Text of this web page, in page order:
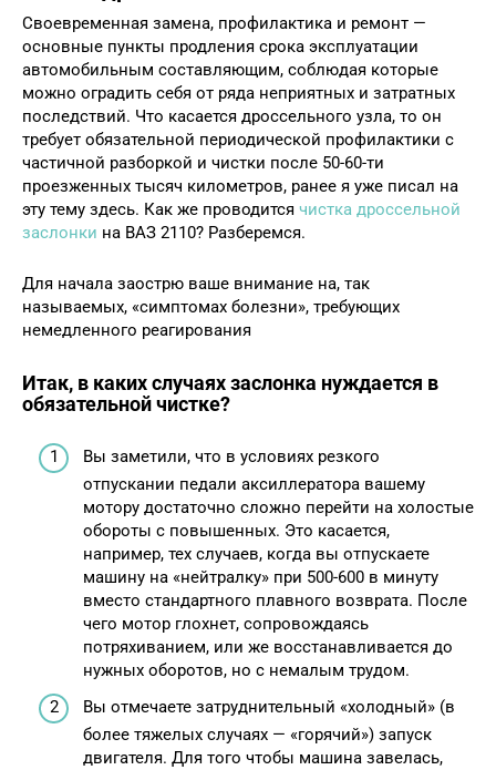
Своевременная замена, профилактика и ремонт —
основные пункты продления срока эксплуатации
автомобильным составляющим, соблюдая которые
можно оградить себя от ряда неприятных и затратных
последствий. Что касается дроссельного узла, то он
требует обязательной периодической профилактики с
частичной разборкой и чистки после 50-60-ти
проезженных тысяч километров, ранее я уже писал на
эту тему здесь. Как же проводится чистка дроссельной
заслонки на ВАЗ 2110? Разберемся.
Для начала заострю ваше внимание на, так
называемых, «симптомах болезни», требующих
немедленного реагирования
Итак, в каких случаях заслонка нуждается в
обязательной чистке?
Вы заметили, что в условиях резкого
отпускании педали аксиллератора вашему
мотору достаточно сложно перейти на холостые
обороты с повышенных. Это касается,
например, тех случаев, когда вы отпускаете
машину на «нейтралку» при 500-600 в минуту
вместо стандартного плавного возврата. После
чего мотор глохнет, сопровождаясь
потряхиванием, или же восстанавливается до
нужных оборотов, но с немалым трудом.
Вы отмечаете затруднительный «холодный» (в
более тяжелых случаях — «горячий») запуск
двигателя. Для того чтобы машина завелась,